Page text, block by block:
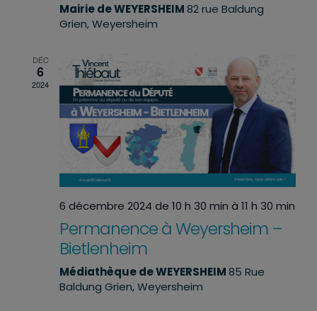
Mairie de WEYERSHEIM82 rue Baldung
Grien, Weyersheim
DÉC
6
2024
6 décembre 2024 de 10 h 30 min à 11 h 30 min
Permanence à Weyersheim –
Bietlenheim
Médiathèque de WEYERSHEIM85 Rue
Baldung Grien, Weyersheim